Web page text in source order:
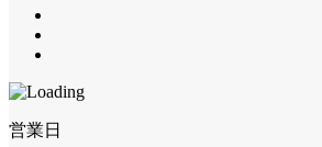
営業日